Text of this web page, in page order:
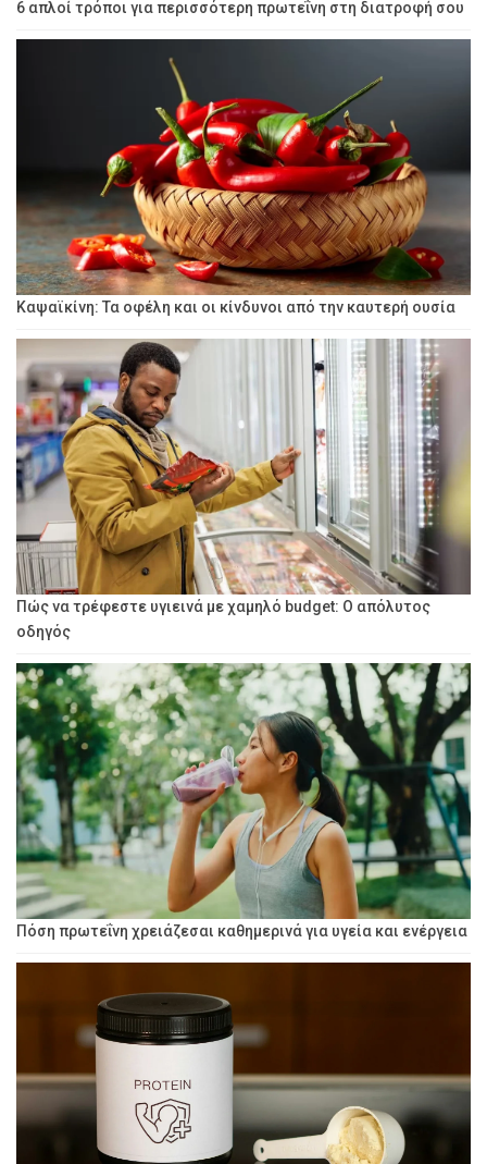
6 απλοί τρόποι για περισσότερη πρωτεΐνη στη διατροφή σου
Καψαϊκίνη: Τα οφέλη και οι κίνδυνοι από την καυτερή ουσία
Πώς να τρέφεστε υγιεινά με χαμηλό budget: Ο απόλυτος
οδηγός
Πόση πρωτεΐνη χρειάζεσαι καθημερινά για υγεία και ενέργεια